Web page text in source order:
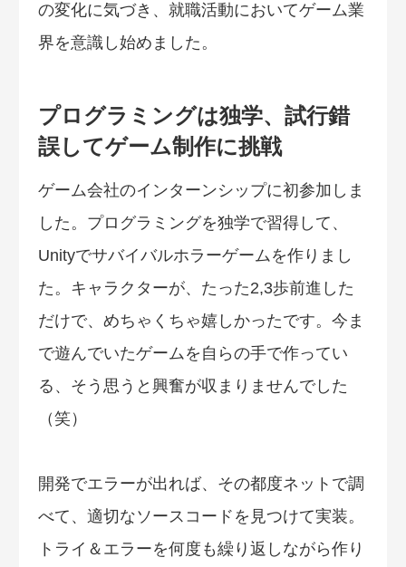
の変化に気づき、就職活動においてゲーム業
界を意識し始めました。
プログラミングは独学、試行錯
誤してゲーム制作に挑戦
ゲーム会社のインターンシップに初参加しま
した。プログラミングを独学で習得して、
Unityでサバイバルホラーゲームを作りまし
た。キャラクターが、たった2,3歩前進した
だけで、めちゃくちゃ嬉しかったです。今ま
で遊んでいたゲームを自らの手で作ってい
る、そう思うと興奮が収まりませんでした
（笑）
開発でエラーが出れば、その都度ネットで調
べて、適切なソースコードを見つけて実装。
トライ＆エラーを何度も繰り返しながら作り